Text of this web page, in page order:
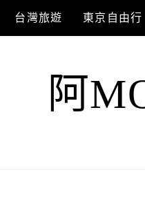
台灣旅遊 東京自由行
阿